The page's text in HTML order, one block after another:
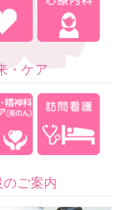
・ケア
のご案内